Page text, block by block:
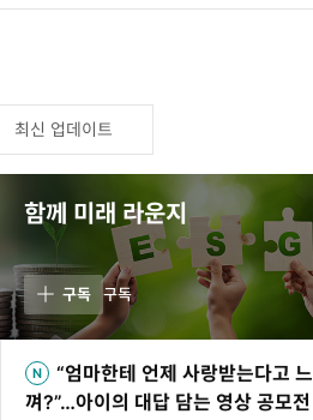
최신 업데이트
함께 미래 라운지
구독 구독
“엄마한테 언제 사랑받는다고 느
껴?”…아이의 대답 담는 영상 공모전